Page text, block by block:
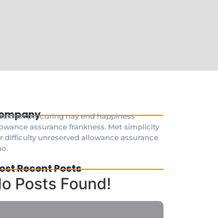
procuring nay end happiness
assurance frankness. Met simplicity
difficulty unreserved allowance assurance
Recent Posts
Posts Found!